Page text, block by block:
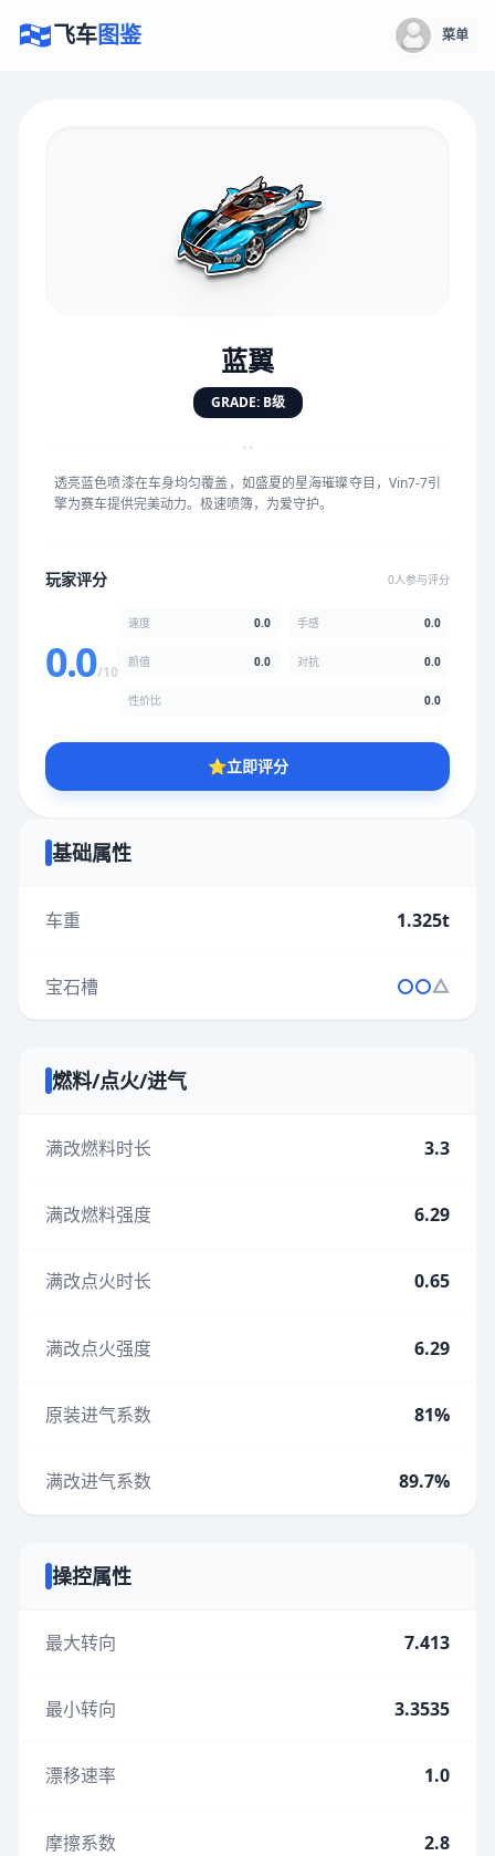
飞车图鉴 菜单
蓝翼
GRADE: B级
“
透亮蓝色喷漆在车身均匀覆盖，如盛夏的星海璀璨夺目，Vin7-7引
擎为赛车提供完美动力。极速喷簿，为爱守护。
玩家评分 0人参与评分
0.0/10
速度 0.0 手感 0.0
颜值 0.0 对抗 0.0
性价比 0.0
⭐立即评分
基础属性
车重 1.325t
宝石槽
燃料/点火/进气
满改燃料时长 3.3
满改燃料强度 6.29
满改点火时长 0.65
满改点火强度 6.29
原装进气系数 81%
满改进气系数 89.7%
操控属性
最大转向 7.413
最小转向 3.3535
漂移速率 1.0
摩擦系数 2.8
★★★★★★
手感 5.0分
★★ ★ ★
性价比
★★★★★★★★★★